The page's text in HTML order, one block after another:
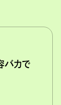
バカで